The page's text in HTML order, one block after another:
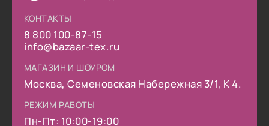
КОНТАКТЫ
8 800 100-87-15
info@bazaar-tex.ru
МАГАЗИН И ШОУРОМ
Москва, Семеновская Набережная 3/1, К 4.
РЕЖИМ РАБОТЫ
Пн-Пт: 10:00-19:00